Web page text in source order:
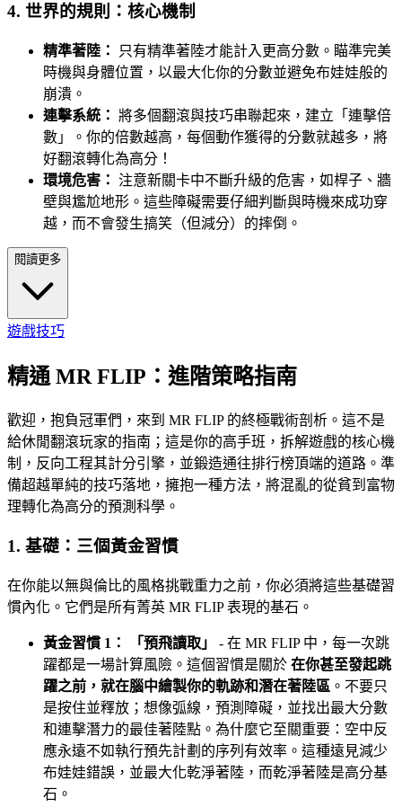
4. 世界的規則：核心機制
精準著陸：
只有精準著陸才能計入更高分數。瞄準完美
時機與身體位置，以最大化你的分數並避免布娃娃般的
崩潰。
連擊系統： 將多個翻滾與技巧串聯起來，建立「連擊倍
數」。你的倍數越高，每個動作獲得的分數就越多，將
好翻滾轉化為高分！
環境危害： 注意新關卡中不斷升級的危害，如桿子、牆
壁與尷尬地形。這些障礙需要仔細判斷與時機來成功穿
越，而不會發生搞笑（但減分）的摔倒。
閱讀更多
遊戲技巧
精通 MR FLIP：進階策略指南
歡迎，抱負冠軍們，來到 MR FLIP 的終極戰術剖析。這不是
給休閒翻滾玩家的指南；這是你的高手班，拆解遊戲的核心機
制，反向工程其計分引擎，並鍛造通往排行榜頂端的道路。準
備超越單純的技巧落地，擁抱一種方法，將混亂的從貧到富物
理轉化為高分的預測科學。
1. 基礎：三個黃金習慣
在你能以無與倫比的風格挑戰重力之前，你必須將這些基礎習
慣內化。它們是所有菁英 MR FLIP 表現的基石。
黃金習慣 1： 「預飛讀取」
- 在 MR FLIP 中，每一次跳
躍都是一場計算風險。這個習慣是關於 在你甚至發起跳
躍之前，就在腦中繪製你的軌跡和潛在著陸區 。不要只
是按住並釋放；想像弧線，預測障礙，並找出最大分數
和連擊潛力的最佳著陸點。為什麼它至關重要：空中反
應永遠不如執行預先計劃的序列有效率。這種遠見減少
布娃娃錯誤，並最大化乾淨著陸，而乾淨著陸是高分基
石。